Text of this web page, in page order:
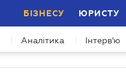
БІЗНЕСУ ЮРИСТУ
Аналітика Інтерв'ю